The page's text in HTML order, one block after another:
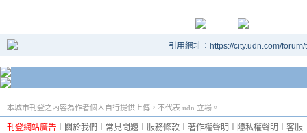
引用網址：https://city.udn.com/
本城市刊登之內容為作者個人自行提供上傳，不代表 udn 立場。
刊登網站廣告 關於我們 常見問題 服務條款 著作權聲明 隱私權聲明 客服